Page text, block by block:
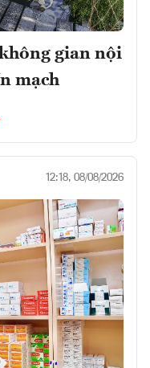
gian nội
mạch
12:18, 08/08/2026